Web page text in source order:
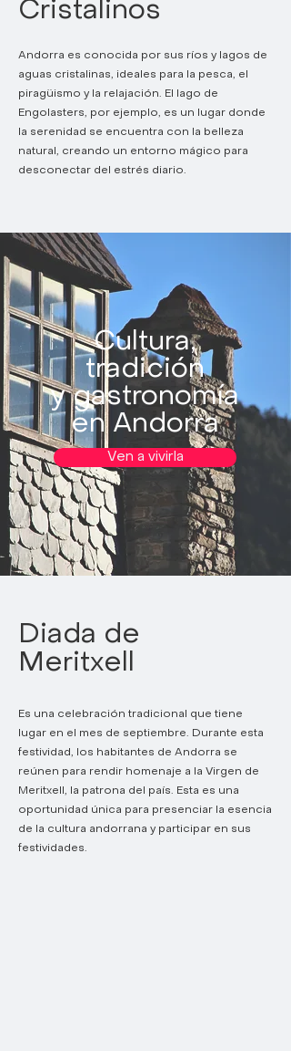
Cristalinos
Andorra es conocida por sus ríos y lagos de
aguas cristalinas, ideales para la pesca, el
piragüismo y la relajación. El lago de
Engolasters, por ejemplo, es un lugar donde
la serenidad se encuentra con la belleza
natural, creando un entorno mágico para
desconectar del estrés diario.
Cultura,
tradición
y gastronomía
en Andorra
Ven a vivirla
Diada de
Meritxell
Es una celebración tradicional que tiene
lugar en el mes de septiembre. Durante esta
festividad, los habitantes de Andorra se
reúnen para rendir homenaje a la Virgen de
Meritxell, la patrona del país. Esta es una
oportunidad única para presenciar la esencia
de la cultura andorrana y participar en sus
festividades.